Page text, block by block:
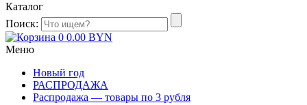
Каталог
Поиск:
0 0.00 BYN
Меню
Новый год
РАСПРОДАЖА
Распродажа — товары по 3 рубля